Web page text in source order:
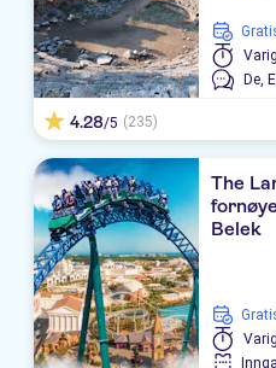
Sirene Belek Golf & Wellness
Gloria Verde Resort
Pine Beach Belek
Gloria Golf Resort
Ela Excellence Resort Belek
Crystal Family Resort & Spa
Siam Elegance Hotel & Spa
De,
4.28/5 (235)
The
Belek